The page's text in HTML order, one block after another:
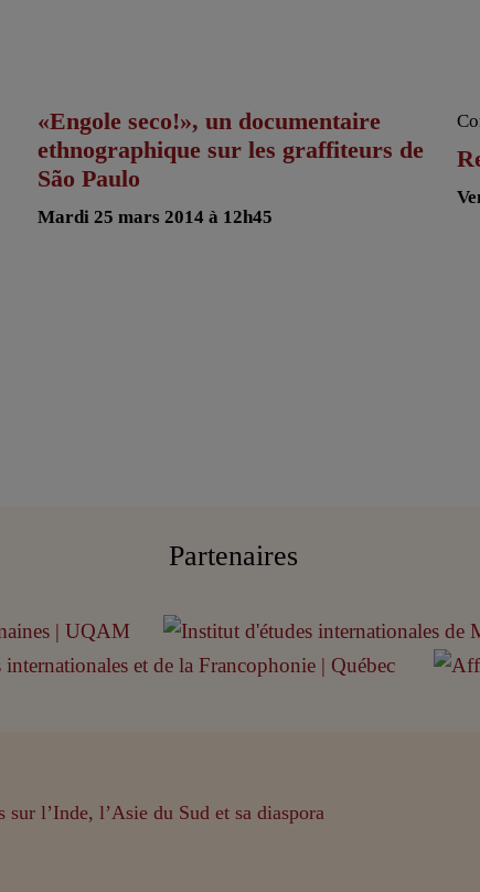
«Engole seco!», un documentaire
ethnographique sur les graffiteurs de
São Paulo
Mardi 25 mars 2014 à 12h45
Partenaires